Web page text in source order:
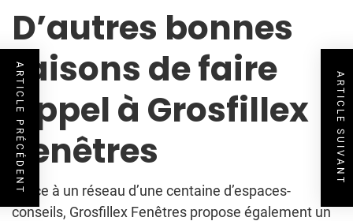
D’autres bonnes
raisons de faire
appel à Grosfillex
Fenêtres
Grâce à un réseau d’une centaine d’espaces-
conseils, Grosfillex Fenêtres propose également un
ARTICLE PRÉCÉDENT ARTICLE SUIVANT